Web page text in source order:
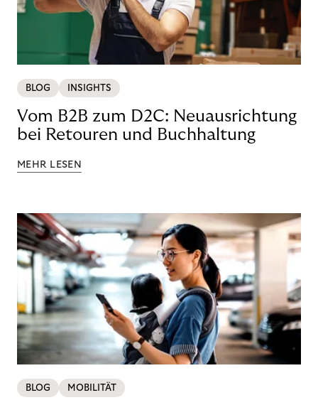
BLOG INSIGHTS
Vom B2B zum D2C: Neuausrichtung
bei Retouren und Buchhaltung
MEHR LESEN
BLOG MOBILITÄT